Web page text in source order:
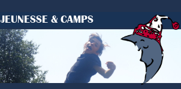
JEUNESSE & CAMPS